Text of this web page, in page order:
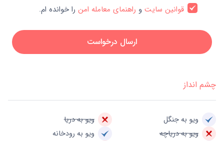
قوانین سایتو راهنمای معامله امنرا خوانده ام.
ارسال درخواست
چشم انداز
ویو به جنگل
ویو به دریا
ویو به دریاچه
ویو به رودخانه